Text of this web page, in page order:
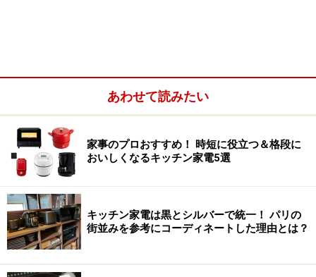
ガイドは、食パンと米粉パンを試してみましたが、どち
6台のベーカリーを使用して食べ比べをしていたんです
が、食感・香り・味ともに決して見劣りすることなく、
その実力は確かなものでした！ さらに感心したのは、毎
回同じ焼き具合に仕上がる抜群の安定感です。ベーカリ
ーは気温や水温で焼きムラがたまに生じるものですが、
火力の調整が難しい米粉パンもしっかりふっくら焼き上
げていました。
あわせて読みたい
家事のプロおすすめ！ 時短に役立つ＆格段に
おいしくなるキッチン家電5選
キッチン家電は黒とシルバーで統一！ パリの
街並みを参考にコーディネートした理由とは？